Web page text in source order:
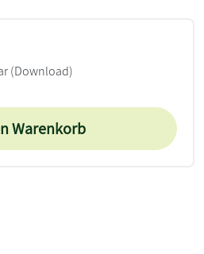
(Download)
Warenkorb